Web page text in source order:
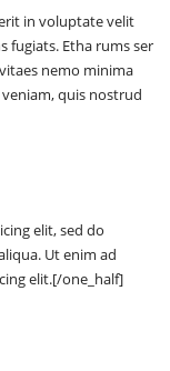
in voluptate velit
fugiats. Etha rums ser
nemo minima
quis nostrud
elit, sed do
Ut enim ad
elit.[/one_half]